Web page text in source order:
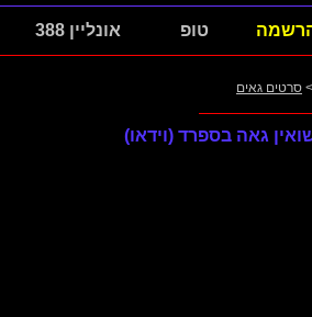
טופ אונליין 388
> סרטים גאים
גאה בספרד (וידאו)